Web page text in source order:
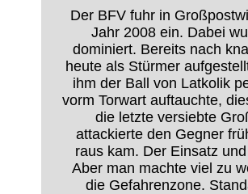
Der BFV fuhr in
Jahr 2008 ein. Dabei
dominiert. Bereits nach
heute als Stürmer
ihm der Ball von Latkolik
vorm Torwart auftauchte,
die letzte versiebte
attackierte den Gegner
raus kam. Der Einsatz
Aber man machte viel zu
die Gefahrenzone.